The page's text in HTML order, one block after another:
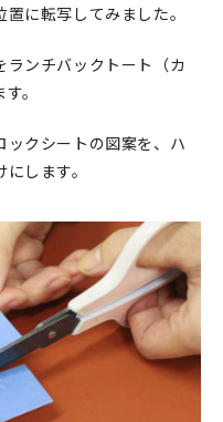
に転写してみました。
ランチバックトート（カ
。
ックシートの図案を、ハ
します。